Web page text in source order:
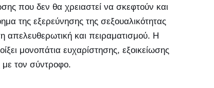
που δεν θα χρειαστεί να σκεφτούν και
της εξερεύνησης της σεξουαλικότητας
απελευθερωτική και πειραματισμού. Η
μονοπάτια ευχαρίστησης, εξοικείωσης
με τον σύντροφο.